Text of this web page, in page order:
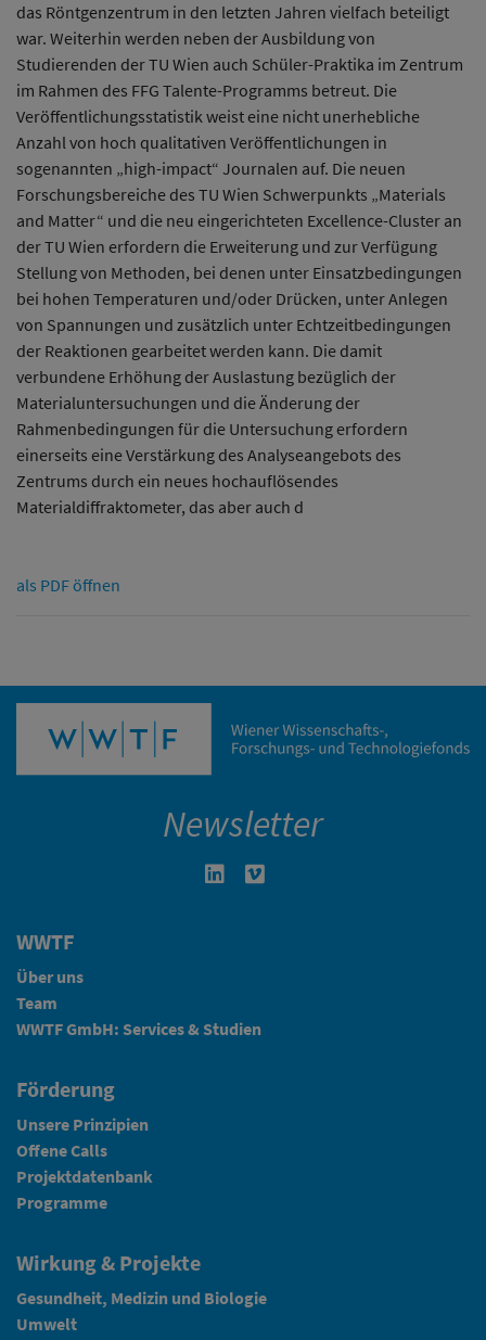
das Röntgenzentrum in den letzten Jahren vielfach beteiligt
war. Weiterhin werden neben der Ausbildung von
Studierenden der TU Wien auch Schüler-Praktika im Zentrum
im Rahmen des FFG Talente-Programms betreut. Die
Veröffentlichungsstatistik weist eine nicht unerhebliche
Anzahl von hoch qualitativen Veröffentlichungen in
sogenannten „high-impact“ Journalen auf. Die neuen
Forschungsbereiche des TU Wien Schwerpunkts „Materials
and Matter“ und die neu eingerichteten Excellence-Cluster an
der TU Wien erfordern die Erweiterung und zur Verfügung
Stellung von Methoden, bei denen unter Einsatzbedingungen
bei hohen Temperaturen und/oder Drücken, unter Anlegen
von Spannungen und zusätzlich unter Echtzeitbedingungen
der Reaktionen gearbeitet werden kann. Die damit
verbundene Erhöhung der Auslastung bezüglich der
Materialuntersuchungen und die Änderung der
Rahmenbedingungen für die Untersuchung erfordern
einerseits eine Verstärkung des Analyseangebots des
Zentrums durch ein neues hochauflösendes
Materialdiffraktometer, das aber auch d
als PDF öffnen
Newsletter
Linkedin in neuem Fenster öffnen
WWTF
Über uns
Team
WWTF GmbH: Services & Studien
Förderung
Unsere Prinzipien
Offene Calls
Projektdatenbank
Programme
Wirkung & Projekte
Gesundheit, Medizin und Biologie
Umwelt